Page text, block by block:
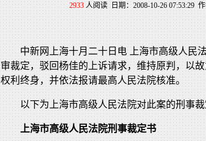
2933人阅读 日期：2008-10-26 07:53:29
中新网上海十月二十日电 上海市高级人民
审裁定，驳回杨佳的上诉请求，维持原判，以
权利终身，并依法报请最高人民法院核准。
以下为上海市高级人民法院对此案的刑事
上海市高级人民法院刑事裁定书